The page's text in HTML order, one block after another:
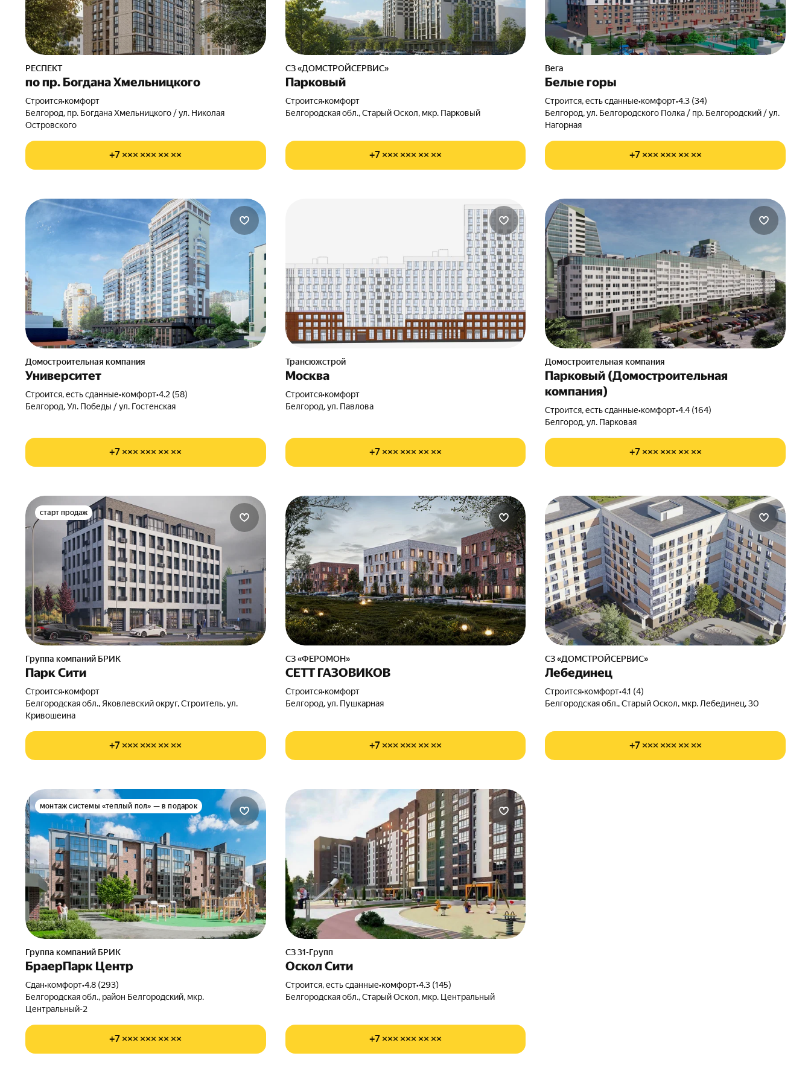
РЕСПЕКТ
по пр. Богдана Хмельницкого
Строится•комфорт
Белгород, пр. Богдана Хмельницкого / ул. Николая
Островского
+7 ××× ××× ×× ××
СЗ «ДОМСТРОЙСЕРВИС»
Парковый
Строится•комфорт
Белгородская обл., Старый Оскол, мкр. Парковый
+7 ××× ××× ×× ××
Вега
Белые горы
Строится, есть сданные•комфорт•4.3 (34)
Белгород, ул. Белгородского Полка / пр. Белгородский / ул.
Нагорная
+7 ××× ××× ×× ××
Домостроительная компания
Университет
Строится, есть сданные•комфорт•4.2 (58)
Белгород, Ул. Победы / ул. Гостенская
+7 ××× ××× ×× ××
Трансюжстрой
Москва
Строится•комфорт
Белгород, ул. Павлова
+7 ××× ××× ×× ××
Домостроительная компания
Парковый (Домостроительная
компания)
Строится, есть сданные•комфорт•4.4 (164)
Белгород, ул. Парковая
+7 ××× ××× ×× ××
старт продаж
Группа компаний БРИК
Парк Сити
Строится•комфорт
Белгородская обл., Яковлевский округ, Строитель, ул.
Кривошеина
+7 ××× ××× ×× ××
СЗ «ФЕРОМОН»
СЕТТ ГАЗОВИКОВ
Строится•комфорт
Белгород, ул. Пушкарная
+7 ××× ××× ×× ××
СЗ «ДОМСТРОЙСЕРВИС»
Лебединец
Строится•комфорт•4.1 (4)
Белгородская обл., Старый Оскол, мкр. Лебединец, 30
+7 ××× ××× ×× ××
монтаж системы «теплый пол» — в подарок
Группа компаний БРИК
БраерПарк Центр
Сдан•комфорт•4.8 (293)
Белгородская обл., район Белгородский, мкр.
Центральный-2
+7 ××× ××× ×× ××
СЗ 31-Групп
Оскол Сити
Строится, есть сданные•комфорт•4.3 (145)
Белгородская обл., Старый Оскол, мкр. Центральный
+7 ××× ××× ×× ××